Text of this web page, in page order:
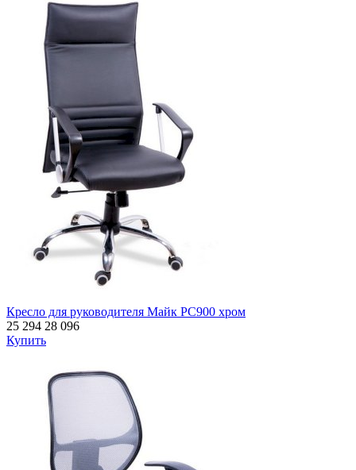
Кресло для руководителя Майк РС900 хром
25 294 28 096
Купить